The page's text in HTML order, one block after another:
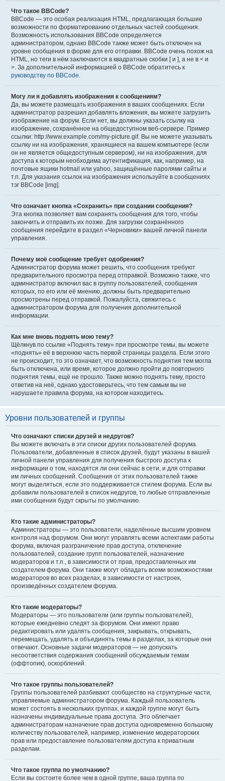
Что такое BBCode?
BBCode — это особая реализация HTML, предлагающая большие
возможности по форматированию отдельных частей сообщения.
Возможность использования BBCode определяется
администратором, однако BBCode также может быть отключен на
уровне сообщения в форме для его отправки. BBCode очень похож на
HTML, но теги в нём заключаются в квадратные скобки [ и ], а не в < и
>. За дополнительной информацией о BBCode обратитесь к
руководству по BBCode.
Могу ли я добавлять изображения к сообщениям?
Да, вы можете размещать изображения в ваших сообщениях. Если
администратор разрешил добавлять вложения, вы можете загрузить
изображение на форум. Если нет, вы должны указать ссылку на
изображение, сохранённое на общедоступном веб-сервере. Пример
ссылки: http://www.example.com/my-picture.gif. Вы не можете указывать
ссылку ни на изображения, хранящиеся на вашем компьютере (если
он не является общедоступным сервером), ни на изображения, для
доступа к которым необходима аутентификация, как, например, на
почтовые ящики hotmail или yahoo, защищённые паролями сайты и
т.п. Для указания ссылок на изображения используйте в сообщениях
тэг BBCode [img].
Что означает кнопка «Сохранить» при создании сообщения?
Эта кнопка позволяет вам сохранять сообщения для того, чтобы
закончить и отправить их позже. Для загрузки сохранённого
сообщения перейдите в раздел «Черновики» вашей личной панели
управления.
Почему моё сообщение требует одобрения?
Администратор форума может решить, что сообщения требуют
предварительного просмотра перед отправкой. Возможно также, что
администратор включил вас в группу пользователей, сообщения
которых, по его или её мнению, должны быть предварительно
просмотрены перед отправкой. Пожалуйста, свяжитесь с
администратором форума для получения дополнительной
информации.
Как мне вновь поднять мою тему?
Щёлкнув по ссылке «Поднять тему» при просмотре темы, вы можете
«поднять» её в верхнюю часть первой страницы раздела. Если этого
не происходит, то это означает, что возможность поднятия тем могла
быть отключена, или время, которое должно пройти до повторного
поднятия темы, ещё не прошло. Также можно поднять тему, просто
ответив на неё, однако удостоверьтесь, что тем самым вы не
нарушаете правила форума, на котором находитесь.
Уровни пользователей и группы
Что означают списки друзей и недругов?
Вы можете включать в эти списки других пользователей форума.
Пользователи, добавленные в список друзей, будут указаны в вашей
личной панели управления для получения быстрого доступа к
информации о том, находятся ли они сейчас в сети, и для отправки
им личных сообщений. Сообщения от этих пользователей также
могут выделяться, если это поддерживается стилем форума. Если вы
добавили пользователей в список недругов, то любые отправленные
ими сообщения будут скрыты по умолчанию.
Кто такие администраторы?
Администраторы — это пользователи, наделённые высшим уровнем
контроля над форумом. Они могут управлять всеми аспектами работы
форума, включая разграничение прав доступа, отключение
пользователей, создание групп пользователей, назначение
модераторов и т.п., в зависимости от прав, предоставленных им
создателем форума. Они также могут обладать всеми возможностями
модераторов во всех разделах, в зависимости от настроек,
произведённых создателем форума.
Кто такие модераторы?
Модераторы — это пользователи (или группы пользователей),
которые ежедневно следят за форумом. Они имеют право
редактировать или удалять сообщения, закрывать, открывать,
перемещать, удалять и объединять темы в разделах, за которые они
отвечают. Основные задачи модераторов — не допускать
несоответствия содержания сообщений обсуждаемым темам
(оффтопик), оскорблений.
Что такое группы пользователей?
Группы пользователей разбивают сообщество на структурные части,
управляемые администратором форума. Каждый пользователь
может состоять в нескольких группах, и каждой группе могут быть
назначены индивидуальные права доступа. Это облегчает
администраторам назначение прав доступа одновременно большому
количеству пользователей, например, изменение модераторских
прав или предоставление пользователям доступа к приватным
разделам.
Что такое группа по умолчанию?
Если вы состоите более чем в одной группе, ваша группа по